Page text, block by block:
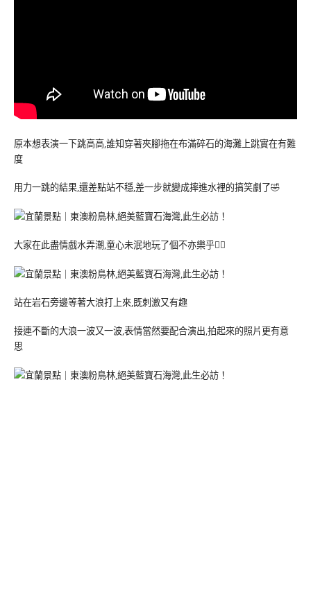
原本想表演一下跳高高,誰知穿著夾腳拖在布滿碎石的海灘上跳實在有難
度
用力一跳的結果,還差點站不穩,差一步就變成摔進水裡的搞笑劇了🤣
大家在此盡情戲水弄潮,童心未泯地玩了個不亦樂乎👯‍♂️
站在岩石旁邊等著大浪打上來,既刺激又有趣
接連不斷的大浪一波又一波,表情當然要配合演出,拍起來的照片更有意
思